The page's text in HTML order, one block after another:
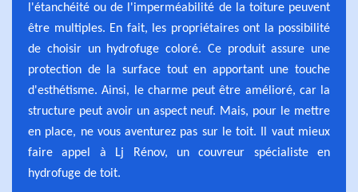
l'étanchéité ou de l'imperméabilité de la toiture peuvent
être multiples. En fait, les propriétaires ont la possibilité
de choisir un hydrofuge coloré. Ce produit assure une
protection de la surface tout en apportant une touche
d'esthétisme. Ainsi, le charme peut être amélioré, car la
structure peut avoir un aspect neuf. Mais, pour le mettre
en place, ne vous aventurez pas sur le toit. Il vaut mieux
faire appel à Lj Rénov, un couvreur spécialiste en
hydrofuge de toit.